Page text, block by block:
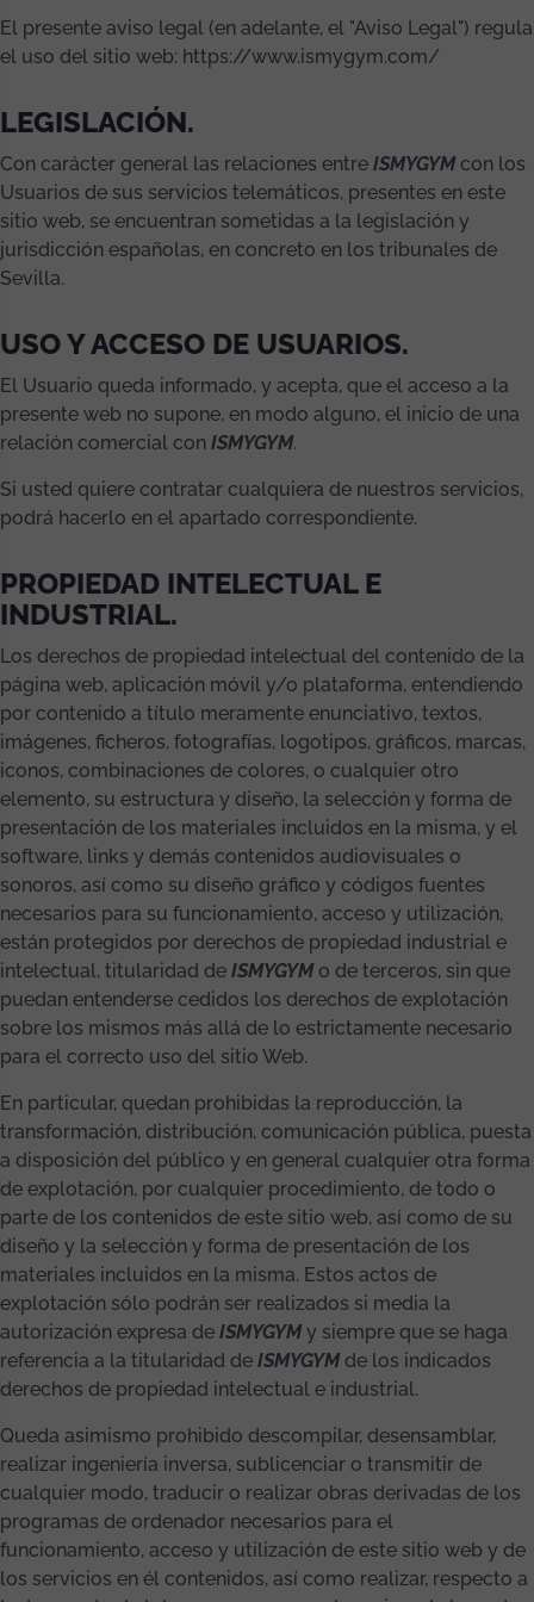
El presente aviso legal (en adelante, el "Aviso Legal") regula
el uso del sitio web: https://www.ismygym.com/
LEGISLACIÓN.
Con carácter general las relaciones entre ISMYGYMcon los
Usuarios de sus servicios telemáticos, presentes en este
sitio web, se encuentran sometidas a la legislación y
jurisdicción españolas, en concreto en los tribunales de
Sevilla.
USO Y ACCESO DE USUARIOS.
El Usuario queda informado, y acepta, que el acceso a la
presente web no supone, en modo alguno, el inicio de una
relación comercial con ISMYGYM.
Si usted quiere contratar cualquiera de nuestros servicios,
podrá hacerlo en el apartado correspondiente.
PROPIEDAD INTELECTUAL E
INDUSTRIAL.
Los derechos de propiedad intelectual del contenido de la
página web, aplicación móvil y/o plataforma, entendiendo
por contenido a título meramente enunciativo, textos,
imágenes, ficheros, fotografías, logotipos, gráficos, marcas,
iconos, combinaciones de colores, o cualquier otro
elemento, su estructura y diseño, la selección y forma de
presentación de los materiales incluidos en la misma, y el
software, links y demás contenidos audiovisuales o
sonoros, así como su diseño gráfico y códigos fuentes
necesarios para su funcionamiento, acceso y utilización,
están protegidos por derechos de propiedad industrial e
intelectual, titularidad de ISMYGYMo de terceros, sin que
puedan entenderse cedidos los derechos de explotación
sobre los mismos más allá de lo estrictamente necesario
para el correcto uso del sitio Web.
En particular, quedan prohibidas la reproducción, la
transformación, distribución, comunicación pública, puesta
a disposición del público y en general cualquier otra forma
de explotación, por cualquier procedimiento, de todo o
parte de los contenidos de este sitio web, así como de su
diseño y la selección y forma de presentación de los
materiales incluidos en la misma. Estos actos de
explotación sólo podrán ser realizados si media la
autorización expresa de ISMYGYMy siempre que se haga
referencia a la titularidad de ISMYGYMde los indicados
derechos de propiedad intelectual e industrial.
Queda asimismo prohibido descompilar, desensamblar,
realizar ingeniería inversa, sublicenciar o transmitir de
cualquier modo, traducir o realizar obras derivadas de los
programas de ordenador necesarios para el
funcionamiento, acceso y utilización de este sitio web y de
los servicios en él contenidos, así como realizar, respecto a